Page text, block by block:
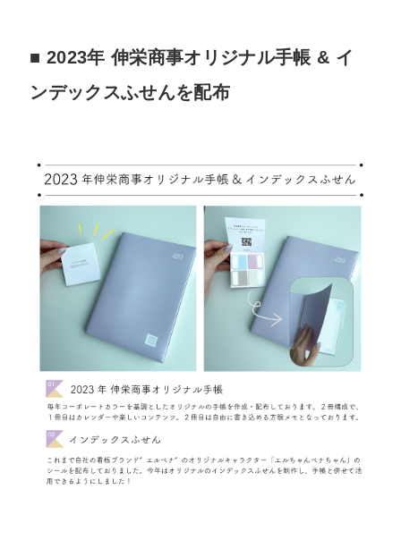
■ 2023年 伸栄商事オリジナル手帳 & イ
ンデックスふせんを配布